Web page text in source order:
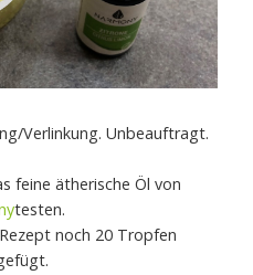
Verlinkung. Unbeauftragt.
feine ätherische Öl von
testen.
noch 20 Tropfen